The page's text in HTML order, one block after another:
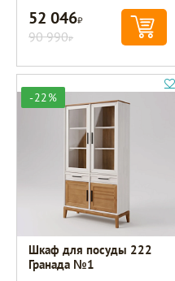
52 046Р
90 990Р
-22%
Шкаф для посуды 222
Гранада №1